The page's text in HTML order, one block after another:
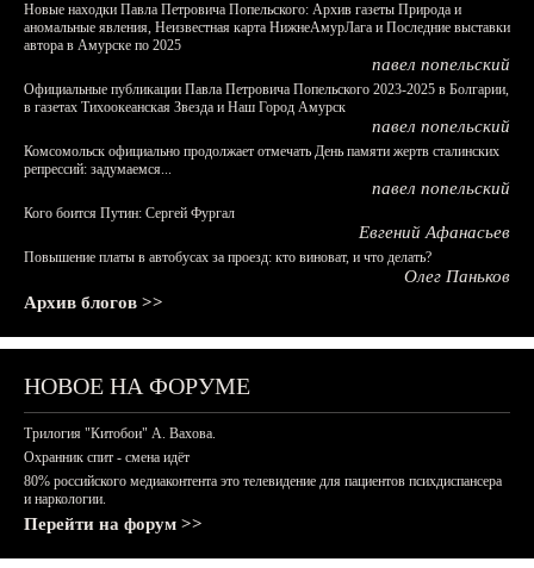
Новые находки Павла Петровича Попельского: Архив газеты Природа и
аномальные явления, Неизвестная карта НижнеАмурЛага и Последние выставки
автора в Амурске по 2025
павел попельский
Официальные публикации Павла Петровича Попельского 2023-2025 в Болгарии,
в газетах Тихоокеанская Звезда и Наш Город Амурск
павел попельский
Комсомольск официально продолжает отмечать День памяти жертв сталинских
репрессий: задумаемся...
павел попельский
Кого боится Путин: Сергей Фургал
Евгений Афанасьев
Повышение платы в автобусах за проезд: кто виноват, и что делать?
Олег Паньков
Архив блогов >>
НОВОЕ НА ФОРУМЕ
Трилогия "Китобои" А. Вахова.
Охранник спит - смена идёт
80% российского медиаконтента это телевидение для пациентов психдиспансера
и наркологии.
Перейти на форум >>